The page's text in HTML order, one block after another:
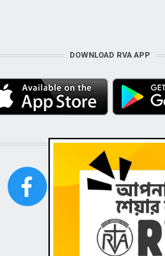
DOWNLOAD RVA APP
STAY CONNECTED WITH US!